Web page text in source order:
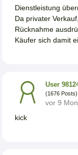
Dienstleistung
Da privater
Rücknahme
Käufer sich damit
User
(1676 Posts)
vor 9
kick